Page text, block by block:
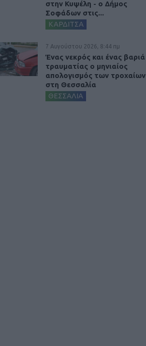
στην Κυψέλη - ο Δήμος
Σοφάδων στις...
ΚΑΡΔΙΤΣΑ
7 Αυγούστου 2026, 8:44 πμ
Ένας νεκρός και ένας βαριά
τραυματίας ο μηνιαίος
απολογισμός των τροχαίων
στη Θεσσαλία
ΘΕΣΣΑΛΙΑ